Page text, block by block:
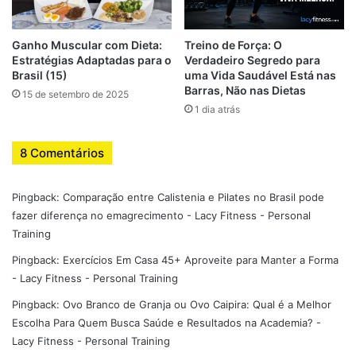
Executar Drop Sets exige atenção à técnica para maximizar
resultados e evitar lesões. O passo a passo é:
Escolha o exercício e a carga inicial – selecione
peso que permita 8-12 repetições até falha.
Execute até falha muscular
correta, sem sacrificar amplitude de movimento.
da carga inicial.
Continue até a nova falha
Descanse adequadamente
exercício.
Dica: Comece com 2-3 níveis de redução de carga para
Ganho Muscular com Dieta:
Estratégias Adaptadas para o
Brasil (15)
15 de setembro de 2025
Treino de Força: O
Verdadeiro Segredo para
uma Vida Saudável Está nas
Barras, Não nas Dietas
1 dia atrás
8 Comentários
Pingback: Comparação entre Calistenia e Pilates no Brasil pode
fazer diferença no emagrecimento - Lacy Fitness - Personal
Training
Pingback: Exercícios Em Casa 45+ Aproveite para Manter a Forma
- Lacy Fitness - Personal Training
Pingback: Ovo Branco de Granja ou Ovo Caipira: Qual é a Melhor
Escolha Para Quem Busca Saúde e Resultados na Academia? -
Lacy Fitness - Personal Training